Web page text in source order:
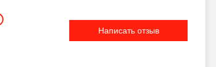
Написать отзыв